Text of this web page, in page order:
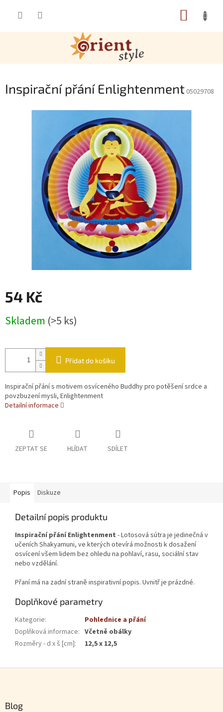
Inspirační přání Enlightenment 05029708
54 Kč
Skladem (>5 ks)
Přidat do košíku
Inspirační přání s motivem osvíceného Buddhy pro potěšení srdce a
povzbuzení mysli, Enlightenment
Detailní informace
ZEPTAT SE HLÍDAT SDÍLET
Popis Diskuze
Detailní popis produktu
Inspirační přání Enlightenment - Lotosová sútra je jedinečná v
učeních Shakyamuni, ve kterých otevírá možnosti k dosažení
osvícení všem lidem bez ohledu na pohlaví, rasu, sociální stav
nebo vzdělání.
Přaní má na zadní straně inspirativní popis. Uvnitř je prázdné.
Doplňkové parametry
Kategorie:
Pohlednice a přání
Doplňková informace: Včetně obálky
Rozměry - d x š [cm]: 12,5 x 12,5
Blog